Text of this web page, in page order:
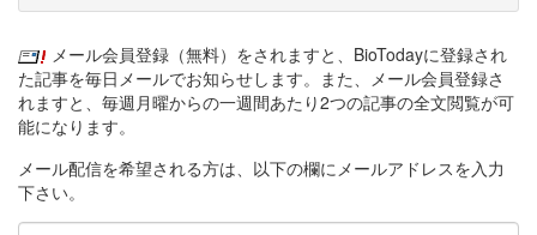
メール会員登録（無料）をされますと、BioTodayに登録され
た記事を毎日メールでお知らせします。また、メール会員登録さ
れますと、毎週月曜からの一週間あたり2つの記事の全文閲覧が可
能になります。
メール配信を希望される方は、以下の欄にメールアドレスを入力
下さい。